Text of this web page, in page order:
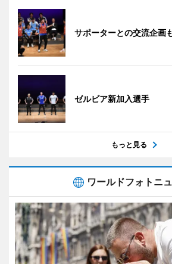
サポーターとの交流企画
ゼルビア新加入選手
もっと見る
ワールドフォトニ